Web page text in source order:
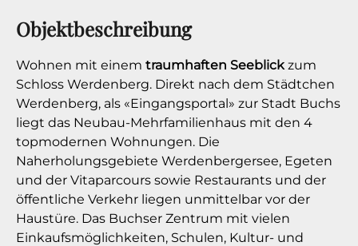
Objektbeschreibung
Wohnen mit einem traumhaften Seeblickzum
Schloss Werdenberg. Direkt nach dem Städtchen
Werdenberg, als «Eingangsportal» zur Stadt Buchs
liegt das Neubau-Mehrfamilienhaus mit den 4
topmodernen Wohnungen. Die
Naherholungsgebiete Werdenbergersee, Egeten
und der Vitaparcours sowie Restaurants und der
öffentliche Verkehr liegen unmittelbar vor der
Haustüre. Das Buchser Zentrum mit vielen
Einkaufsmöglichkeiten, Schulen, Kultur- und